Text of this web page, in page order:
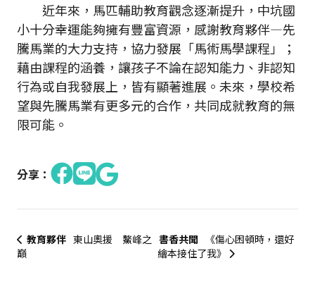
近年來，馬匹輔助教育觀念逐漸提升，中坑國
小十分幸運能夠擁有豐富資源，感謝教育夥伴—先
騰馬業的大力支持，協力發展「馬術馬學課程」；
藉由課程的涵養，讓孩子不論在認知能力、非認知
行為或自我發展上，皆有顯著進展。未來，學校希
望與先騰馬業有更多元的合作，共同成就教育的無
限可能。
分享：
教育夥伴 東山奧援 鰲峰之
巔
書香共聞
《傷心困頓時，還好
繪本接住了我》